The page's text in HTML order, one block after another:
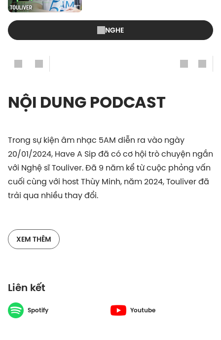
NGHE
NỘI DUNG PODCAST
Trong sự kiện âm nhạc 5AM diễn ra vào ngày
20/01/2024, Have A Sip đã có cơ hội trò chuyện ngắn
với Nghệ sĩ Touliver. Đã 9 năm kể từ cuộc phỏng vấn
cuối cùng với host Thùy Minh, năm 2024, Touliver đã
trải qua nhiều thay đổi.
vào những dự án âm nhạc đầy tham vọng, hứa hẹn
sẽ mang nhiều ca khúc hay dành cho fan hâm mộ.
cách bền vững.
Đừng quên có thể xem bản video của podcast này
XEM THÊM
Liên kết
Spotify Youtube